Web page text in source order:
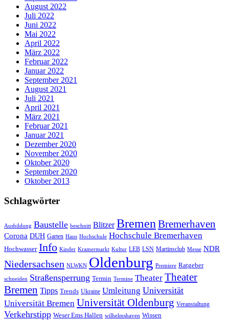
August 2022
Juli 2022
Juni 2022
Mai 2022
April 2022
März 2022
Februar 2022
Januar 2022
September 2021
August 2021
Juli 2021
April 2021
März 2021
Februar 2021
Januar 2021
Dezember 2020
November 2020
Oktober 2020
September 2020
Oktober 2013
Schlagwörter
Ausbildung Baustelle beschnitt Blitzer Bremen Bremerhaven
Corona DUH Garten Haus Hochschule Hochschule Bremerhaven
Hochwasser Info Kinder Kramermarkt Kultur LEB LSN Martinsclub Messe NDR
Niedersachsen NLWKN Oldenburg Premiere Ratgeber
schneiden Straßensperrung Termin Termine Theater Theater
Bremen Tipps Trends Ukraine Umleitung Universität
Universität Bremen Universität Oldenburg Veranstaltung
Verkehrstipp Weser Ems Hallen wilhelmshaven Wissen